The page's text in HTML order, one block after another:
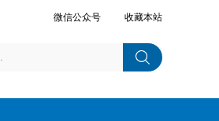
微信公众号 收藏本站